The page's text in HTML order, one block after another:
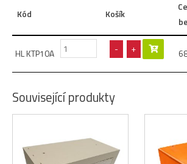
Kód Košík
HL KTP10A - +
Související produkty